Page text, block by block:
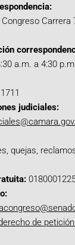
Carrera
a.m. a 4:30
judiciales:
quejas,
de petición